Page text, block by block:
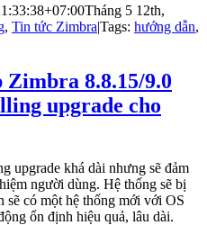
Tháng 5 12th,
, Tin tức Zimbra|Tags: hướng dẫn,
Zimbra 8.8.15/9.0
upgrade cho
upgrade khá dài nhưng sẽ đảm
người dùng. Hệ thống sẽ bị
sẽ có một hệ thống mới với OS
ổn định hiệu quả, lâu dài.